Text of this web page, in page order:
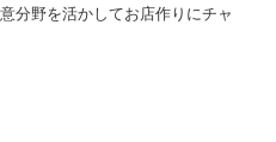
分野を活かしてお店作りにチャ